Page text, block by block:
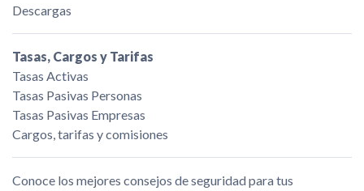
Descargas
Tasas, Cargos y Tarifas
Tasas Activas
Tasas Pasivas Personas
Tasas Pasivas Empresas
Cargos, tarifas y comisiones
Conoce los mejores consejos de seguridad para tus